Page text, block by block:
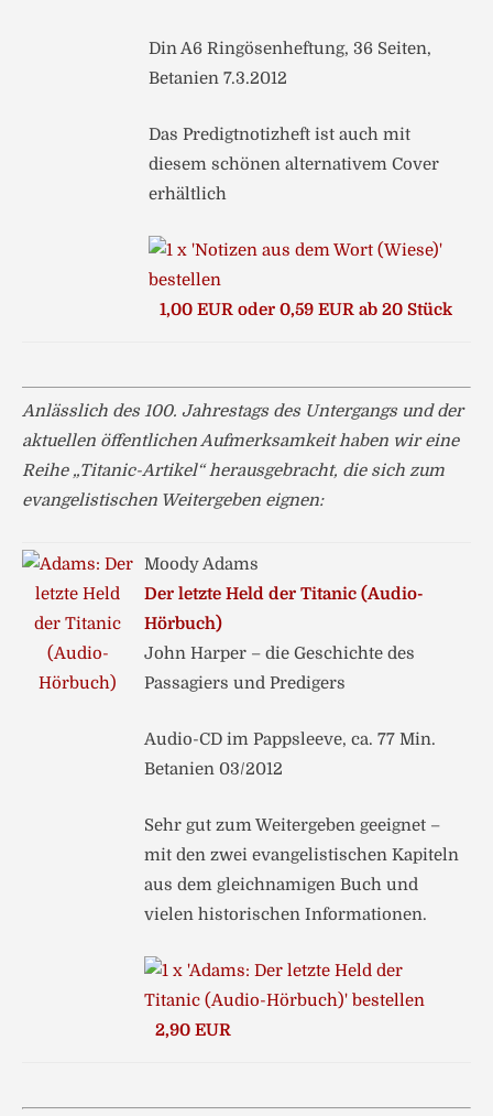
Din A6 Ringösenheftung, 36 Seiten,
Betanien 7.3.2012
Das Predigtnotizheft ist auch mit
diesem schönen alternativem Cover
erhältlich
1,00 EUR oder 0,59 EUR ab 20 Stück
Anlässlich des 100. Jahrestags des Untergangs und der
aktuellen öffentlichen Aufmerksamkeit haben wir eine
Reihe „Titanic-Artikel“ herausgebracht, die sich zum
evangelistischen Weitergeben eignen:
Moody Adams
Der letzte Held der Titanic (Audio-
Hörbuch)
John Harper – die Geschichte des
Passagiers und Predigers
Audio-CD im Pappsleeve, ca. 77 Min.
Betanien 03/2012
Sehr gut zum Weitergeben geeignet –
mit den zwei evangelistischen Kapiteln
aus dem gleichnamigen Buch und
vielen historischen Informationen.
2,90 EUR